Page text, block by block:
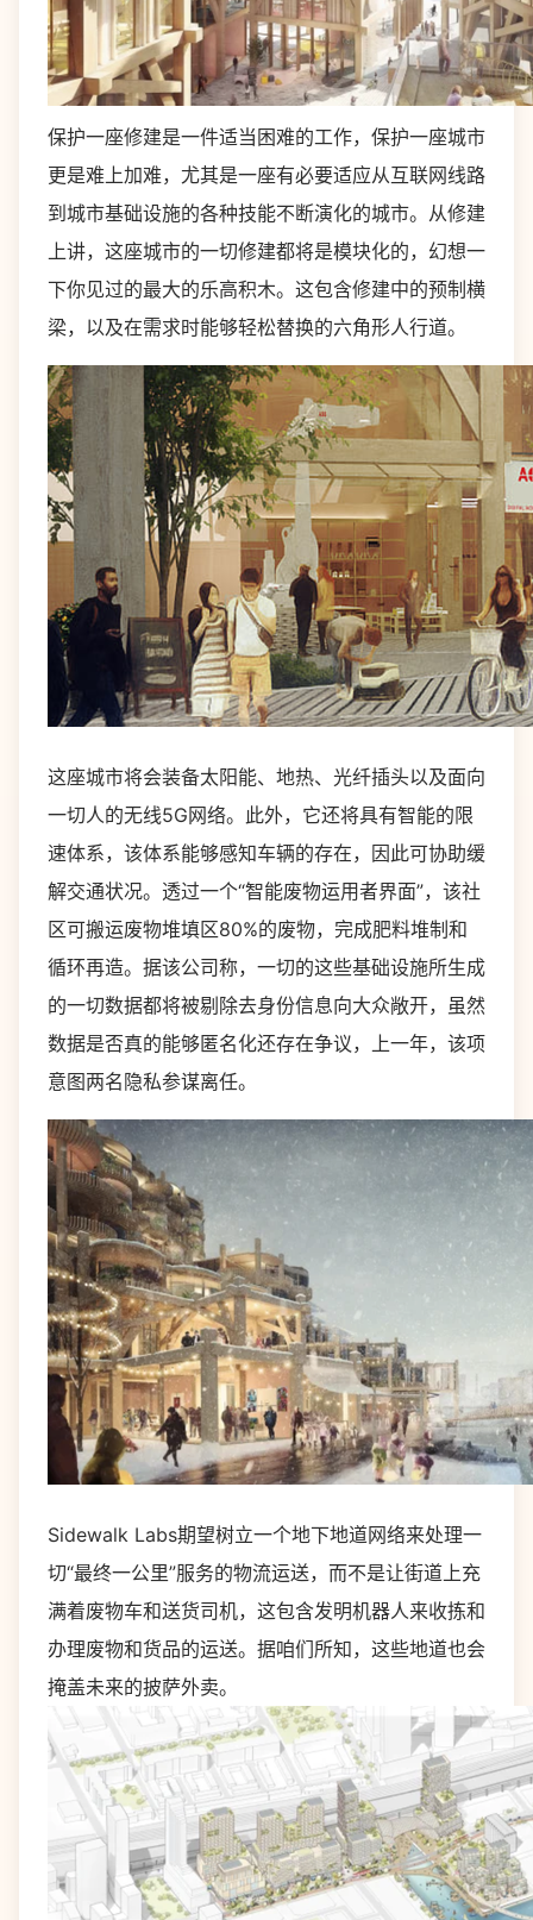
保护一座修建是一件适当困难的工作，保护一座城市
更是难上加难，尤其是一座有必要适应从互联网线路
到城市基础设施的各种技能不断演化的城市。从修建
上讲，这座城市的一切修建都将是模块化的，幻想一
下你见过的最大的乐高积木。这包含修建中的预制横
梁，以及在需求时能够轻松替换的六角形人行道。
这座城市将会装备太阳能、地热、光纤插头以及面向
一切人的无线5G网络。此外，它还将具有智能的限
速体系，该体系能够感知车辆的存在，因此可协助缓
解交通状况。透过一个“智能废物运用者界面”，该社
区可搬运废物堆填区80%的废物，完成肥料堆制和
循环再造。据该公司称，一切的这些基础设施所生成
的一切数据都将被剔除去身份信息向大众敞开，虽然
数据是否真的能够匿名化还存在争议，上一年，该项
意图两名隐私参谋离任。
Sidewalk Labs期望树立一个地下地道网络来处理一
切“最终一公里”服务的物流运送，而不是让街道上充
满着废物车和送货司机，这包含发明机器人来收拣和
办理废物和货品的运送。据咱们所知，这些地道也会
掩盖未来的披萨外卖。